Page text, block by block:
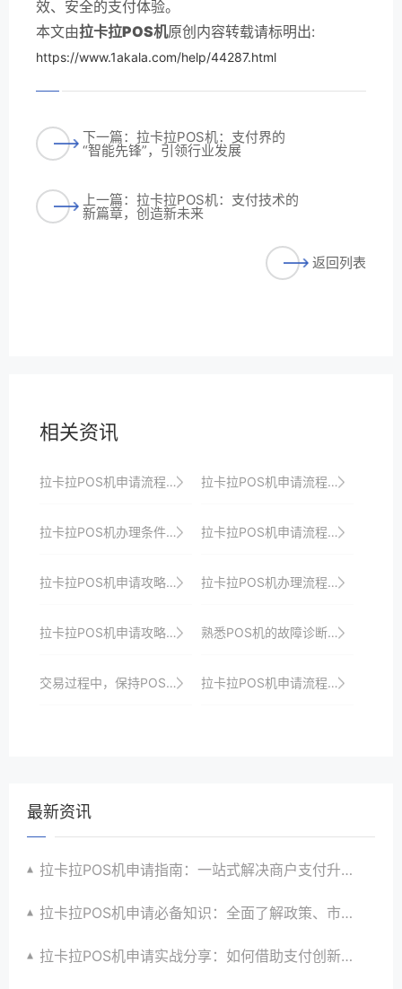
效、安全的支付体验。
本文由拉卡拉POS机原创内容转载请标明出:
https://www.1akala.com/help/44287.html
下一篇：拉卡拉POS机：支付界的
“智能先锋”，引领行业发展
上一篇：拉卡拉POS机：支付技术的
新篇章，创造新未来
返回列表
相关资讯
拉卡拉POS机申请流程：线上与线下对比分析 拉卡拉POS机申请流程及使用体验全解析
拉卡拉POS机办理条件与所需材料解析：一站式服务，助你快速接入支付市场 拉卡拉POS机申请流程：线下申请的详细步骤
拉卡拉POS机申请攻略：从入门到精通 拉卡拉POS机办理流程优化：更快更便捷地开启收银之旅以满足商家快速响应市场需求并实现数字化转型与升级目标以及提升顾客满意度
拉卡拉POS机申请攻略：商户必备知识汇总 熟悉POS机的故障诊断工具，以便快速定位问题。
交易过程中，保持POS机屏幕清洁，避免影响操作。 拉卡拉POS机申请流程及使用注意事项详解
最新资讯
拉卡拉POS机申请指南：一站式解决商户支付升级、智能化与创新需求
拉卡拉POS机申请必备知识：全面了解政策、市场、技术与创新趋势
拉卡拉POS机申请实战分享：如何借助支付创新技术提升商户运营效益与效率